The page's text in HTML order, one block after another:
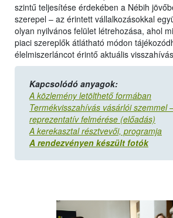
szintű teljesítése érdekében a Nébih
szerepel – az érintett vállalkozásokkal
olyan nyilvános felület létrehozása, ahol
piaci szereplők átlátható módon
élelmiszerláncot érintő aktuális
Kapcsolódó anyagok:
A közlemény letölthető formában
Termékvisszahívás vásárlói szemmel
reprezentatív felmérése (előadás)
A kerekasztal résztvevői, programja
A rendezvényen készült fotók